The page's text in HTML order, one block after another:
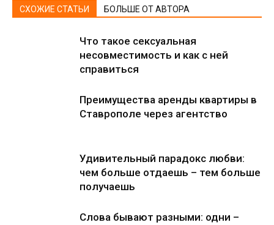
СХОЖИЕ СТАТЬИ БОЛЬШЕ ОТ АВТОРА
Что такое сексуальная
несовместимость и как с ней
справиться
Преимущества аренды квартиры в
Ставрополе через агентство
Удивительный парадокс любви:
чем больше отдаешь – тем больше
получаешь
Слова бывают разными: одни –